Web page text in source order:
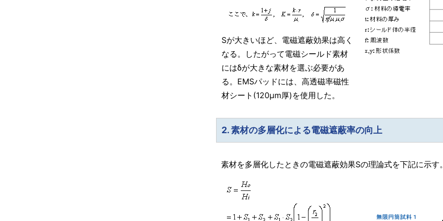
Sが大きいほど、電磁遮蔽効果は高く
なる。したがって電磁シールド素材
にはδが大きな素材を選ぶ必要があ
る。EMSパッドには、高透磁率磁性
材シート(120μm厚)を使用した。
2. 素材の多層化による電磁遮蔽率の向上
素材を多層化したときの電磁遮蔽効果Sの理論式を下記に示す